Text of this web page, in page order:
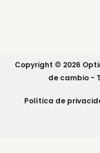
Copyright © 2026
de cambio -
Política de